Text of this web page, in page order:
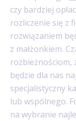
czy bardziej
rozliczenie się z
rozwiązaniem
z małżonkiem.
rozbieżnościom,
będzie dla nas
specjalistyczny
lub wspólnego.
na wybranie